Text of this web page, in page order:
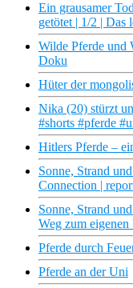
Ein grausamer
getötet | 1/2 | Das
Wilde Pferde und
Doku
Hüter der
Nika (20) stürzt
#shorts #pferde
Hitlers Pferde –
Sonne, Strand
Connection |
Sonne, Strand
Weg zum
Pferde durch
Pferde an der Uni